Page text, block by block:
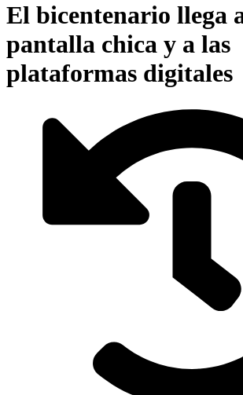
El bicentenario llega
pantalla chica y a las
plataformas digitales